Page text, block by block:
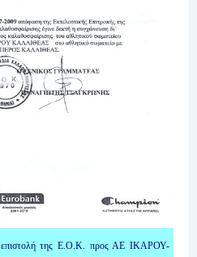
επιστολή της Ε.Ο.Κ. προς ΑΕ ΙΚΑΡΟΥ-